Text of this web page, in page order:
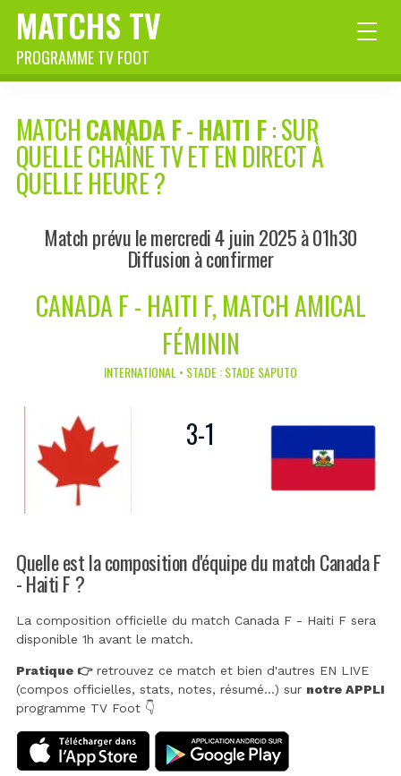
MATCHS TV
PROGRAMME TV FOOT
MATCHCANADA F-HAITI F: SUR
QUELLE CHAÎNE TV ET EN DIRECT À
QUELLE HEURE ?
Match prévu le mercredi 4 juin 2025 à 01h30
Diffusion à confirmer
CANADA F - HAITI F, MATCH AMICAL
FÉMININ
INTERNATIONAL • STADE : STADE SAPUTO
3-1
Quelle est la composition d'équipe du match Canada F
- Haiti F ?
La composition officielle du match Canada F - Haiti F sera
disponible 1h avant le match.
Pratique 👉retrouvez ce match et bien d'autres EN LIVE
(compos officielles, stats, notes, résumé...) sur notre APPLI
programme TV Foot 👇